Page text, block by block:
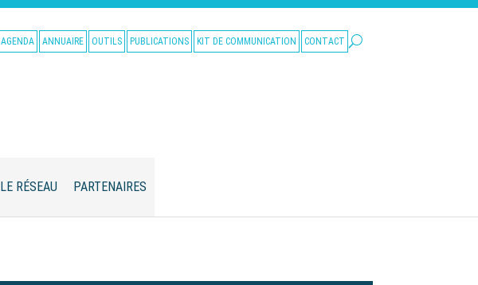
AGENDA ANNUAIRE OUTILS PUBLICATIONS KIT DE COMMUNICATION CONTACT
LE RÉSEAU PARTENAIRES